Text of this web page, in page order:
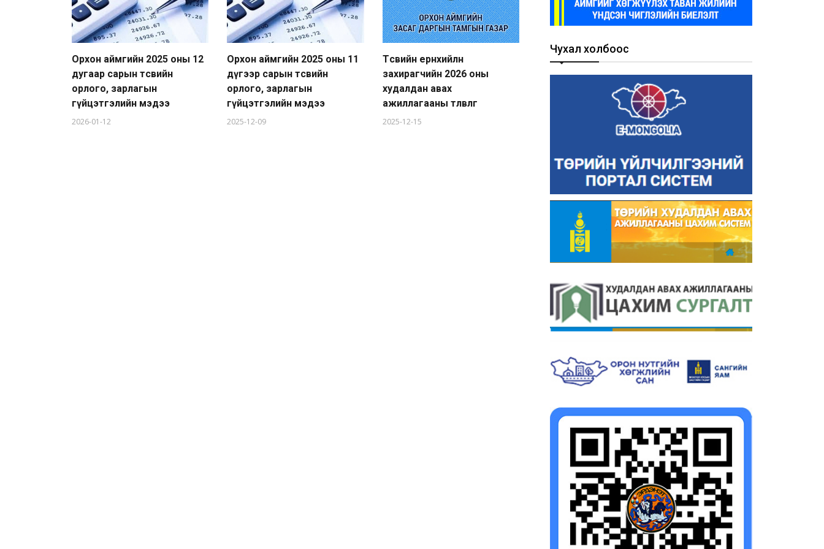
Орхон аймгийн 2025 оны 12
дугаар сарын төсвийн
орлого, зарлагын
гүйцэтгэлийн мэдээ
2026-01-12
Орхон аймгийн 2025 оны 11
дүгээр сарын төсвийн
орлого, зарлагын
гүйцэтгэлийн мэдээ
2025-12-09
Төсвийн ерөнхийлөн
захирагчийн 2026 оны
худалдан авах
ажиллагааны төлөвлөгөө
2025-12-15
Аймгийн 2026 оны
батлагдсан төсөв
Орхон аймгийн 2025 оны 9
дүгээр сарын төсвийн
Чухал холбоос